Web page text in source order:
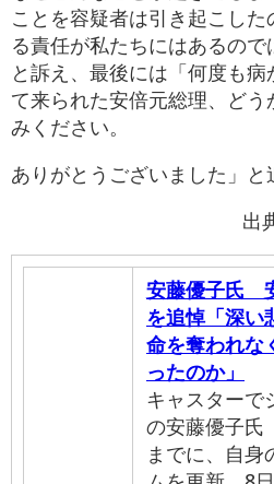
ことを容疑者は引き起こした
る責任が私たちにはあるので
と訴え、最後には「何度も
て来られた安倍元総理、ど
みください。
ありがとうございました」と
出
安藤優子氏
を追悼「深い
命を奪われな
ったのか」
キャスターで
の安藤優子氏
までに、自身